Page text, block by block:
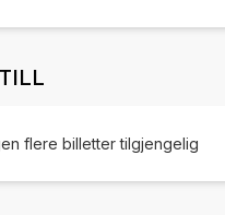
flere billetter tilgjengelig